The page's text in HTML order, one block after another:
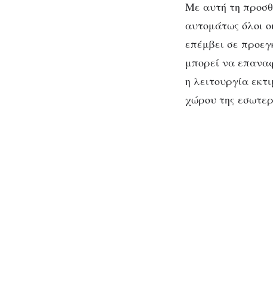
Με αυτή τη
αυτομάτως όλοι
επέμβει σε
μπορεί να
η λειτουργία
χώρου της